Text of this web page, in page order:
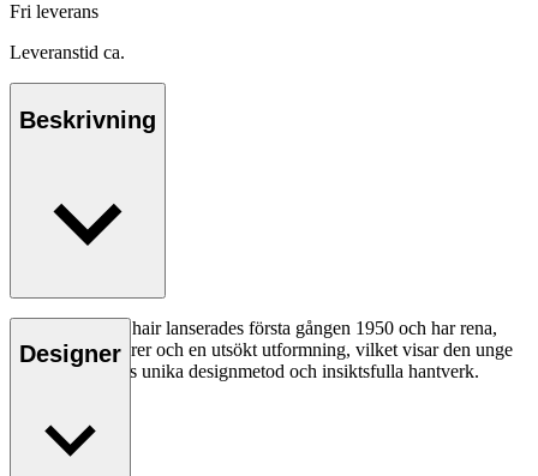
Fri leverans
Leveranstid ca.
Beskrivning
CH23 Dining Chair lanserades första gången 1950 och har rena,
organiska konturer och en utsökt utformning, vilket visar den unge
Hans J. Wegners unika designmetod och insiktsfulla hantverk.
Designer